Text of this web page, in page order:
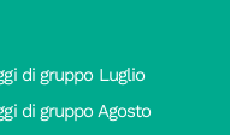
di gruppo Luglio
di gruppo Agosto